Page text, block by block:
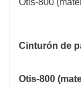
Cinturón de
Otis-800